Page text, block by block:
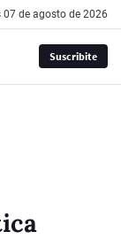
07 de agosto de 2026
Suscribite